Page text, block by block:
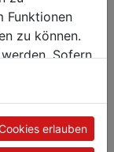
Funktionen
zu können.
Sofern
Sie
erlauben